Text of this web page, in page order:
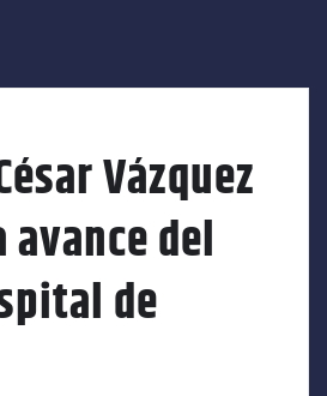
Vázquez
del
de